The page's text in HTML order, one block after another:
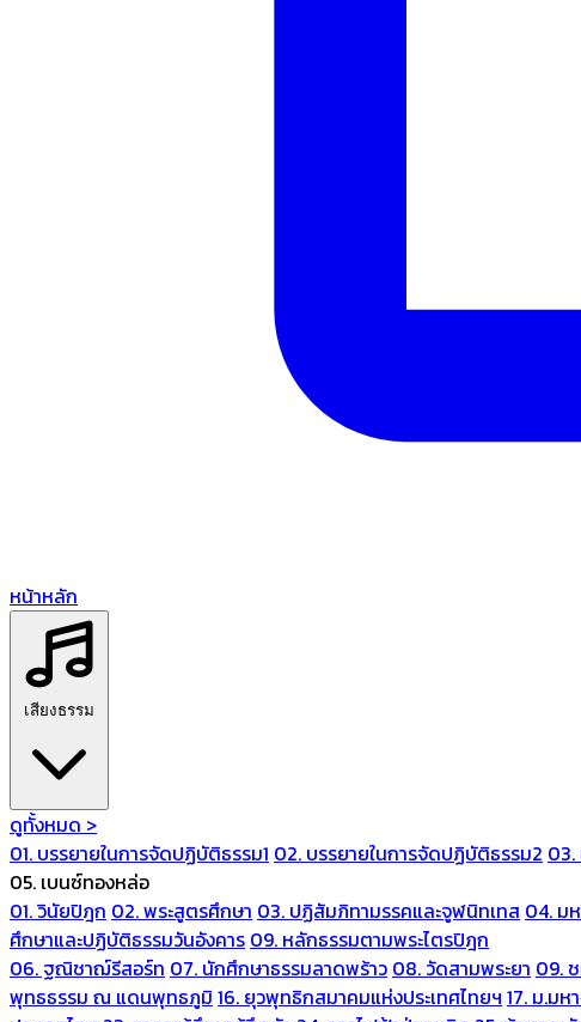
หน้าหลัก
เสียงธรรม
ดูทั้งหมด >
01. บรรยายในการจัดปฏิบัติธรรม1 02. บรรยายในการจัดปฏิบัติธรรม2 03.
05. เบนซ์ทองหล่อ
01. วินัยปิฎก 02. พระสูตรศึกษา 03. ปฏิสัมภิทามรรคและจูฬนิทเทส 04. ม
ศึกษาและปฏิบัติธรรมวันอังคาร 09. หลักธรรมตามพระไตรปิฎก
06. ฐณิชาฌ์รีสอร์ท 07. นักศึกษาธรรมลาดพร้าว 08. วัดสามพระยา 09.
พุทธธรรม ณ แดนพุทธภูมิ 16. ยุวพุทธิกสมาคมแห่งประเทศไทยฯ 17. ม.ม